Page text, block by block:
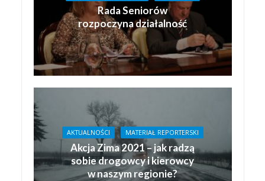
Rada Seniorów
rozpoczyna działalność
AKTUALNOŚCI MATERIAŁ REPORTERSKI
Akcja Zima 2021 – jak radzą
sobie drogowcy i kierowcy
w naszym regionie?